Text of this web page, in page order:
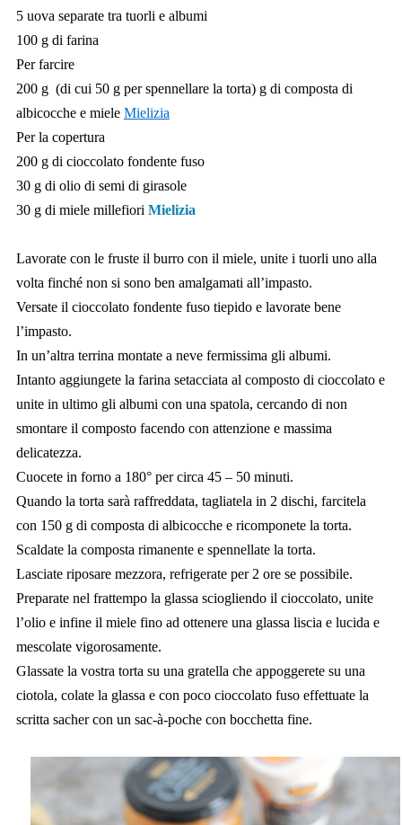
5 uova separate tra tuorli e albumi
100 g di farina
Per farcire
200 g (di cui 50 g per spennellare la torta) g di composta di
albicocche e miele Mielizia
Per la copertura
200 g di cioccolato fondente fuso
30 g di olio di semi di girasole
30 g di miele millefiori Mielizia
Lavorate con le fruste il burro con il miele, unite i tuorli uno alla
volta finché non si sono ben amalgamati all’impasto.
Versate il cioccolato fondente fuso tiepido e lavorate bene
l’impasto.
In un’altra terrina montate a neve fermissima gli albumi.
Intanto aggiungete la farina setacciata al composto di cioccolato e
unite in ultimo gli albumi con una spatola, cercando di non
smontare il composto facendo con attenzione e massima
delicatezza.
Cuocete in forno a 180° per circa 45 – 50 minuti.
Quando la torta sarà raffreddata, tagliatela in 2 dischi, farcitela
con 150 g di composta di albicocche e ricomponete la torta.
Scaldate la composta rimanente e spennellate la torta.
Lasciate riposare mezzora, refrigerate per 2 ore se possibile.
Preparate nel frattempo la glassa sciogliendo il cioccolato, unite
l’olio e infine il miele fino ad ottenere una glassa liscia e lucida e
mescolate vigorosamente.
Glassate la vostra torta su una gratella che appoggerete su una
ciotola, colate la glassa e con poco cioccolato fuso effettuate la
scritta sacher con un sac-à-poche con bocchetta fine.